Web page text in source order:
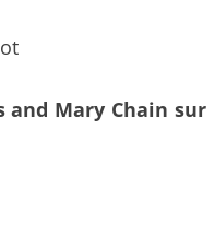
and Mary Chain sur